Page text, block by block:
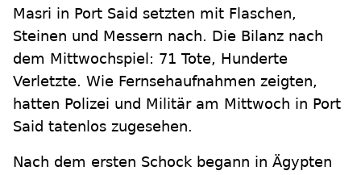
Masri in Port Said setzten mit Flaschen,
Steinen und Messern nach. Die Bilanz nach
dem Mittwochspiel: 71 Tote, Hunderte
Verletzte. Wie Fernsehaufnahmen zeigten,
hatten Polizei und Militär am Mittwoch in Port
Said tatenlos zugesehen.
Nach dem ersten Schock begann in Ägypten